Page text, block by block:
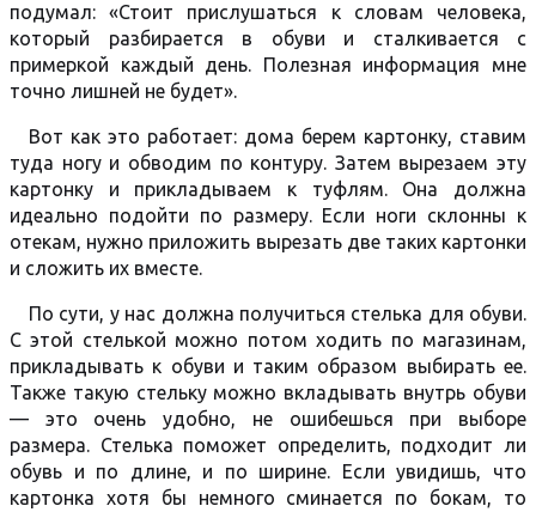
подумал: «Стоит прислушаться к словам человека,
который разбирается в обуви и сталкивается с
примеркой каждый день. Полезная информация мне
точно лишней не будет».
Вот как это работает: дома берем картонку, ставим
туда ногу и обводим по контуру. Затем вырезаем эту
картонку и прикладываем к туфлям. Она должна
идеально подойти по размеру. Если ноги склонны к
отекам, нужно приложить вырезать две таких картонки
и сложить их вместе.
По сути, у нас должна получиться стелька для обуви.
С этой стелькой можно потом ходить по магазинам,
прикладывать к обуви и таким образом выбирать ее.
Также такую стельку можно вкладывать внутрь обуви
— это очень удобно, не ошибешься при выборе
размера. Стелька поможет определить, подходит ли
обувь и по длине, и по ширине. Если увидишь, что
картонка хотя бы немного сминается по бокам, то